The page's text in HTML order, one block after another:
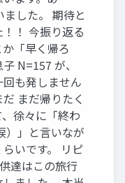
した。 期待と
！ 今振り返る
「早く帰ろ
N=157 が、
も発しません
まだ帰りたく
徐々に「終わ
）」と言いなが
いです。 リピ
達はこの旅行